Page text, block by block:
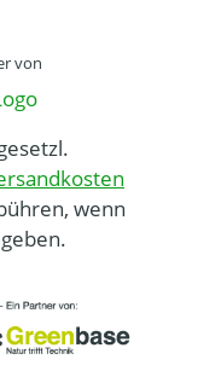
von
wenn